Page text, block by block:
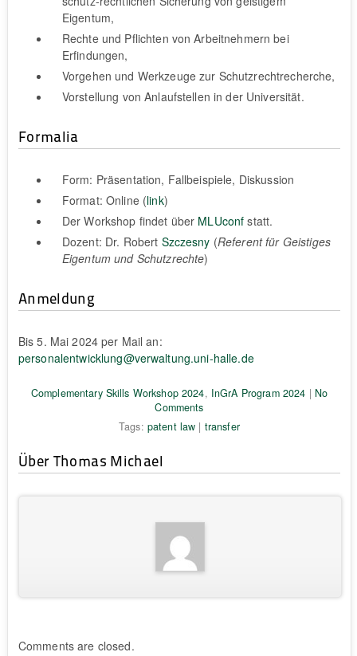
Eigentum,
Rechte und Pflichten von Arbeitnehmern bei
Erfindungen,
Vorgehen und Werkzeuge zur Schutzrechtrecherche,
Vorstellung von Anlaufstellen in der Universität.
Formalia
Form: Präsentation, Fallbeispiele, Diskussion
Format: Online (link)
Der Workshop findet über MLUconf statt.
Dozent: Dr. Robert Szczesny (Referent für Geistiges
Eigentum und Schutzrechte)
Anmeldung
Bis 5. Mai 2024 per Mail an:
personalentwicklung@verwaltung.uni-halle.de
Complementary Skills Workshop 2024, InGrA Program 2024 | No
Comments
Tags: patent law | transfer
Über Thomas Michael
Comments are closed.